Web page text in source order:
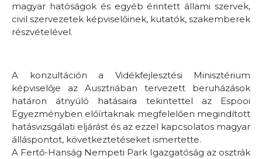
magyar hatóságok és egyéb érintett állami szervek,
civil szervezetek képviselőinek, kutatók, szakemberek
részvételével.
A konzultáción a Vidékfejlesztési Minisztérium
képviselője az Ausztriában tervezett beruházások
határon átnyúló hatásaira tekintettel az Espooi
Egyezményben előírtaknak megfelelően megindított
hatásvizsgálati eljárást és az ezzel kapcsolatos magyar
álláspontot, következtetéseket ismertette.
A Fertő-Hanság Nempeti Park Igazgatóság az osztrák